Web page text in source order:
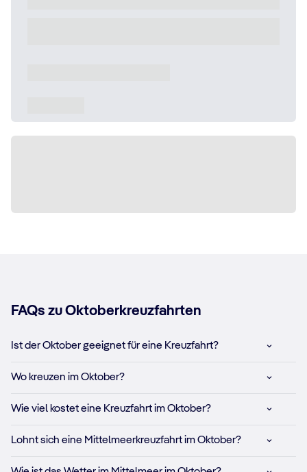
FAQs zu Oktoberkreuzfahrten
Ist der Oktober geeignet für eine Kreuzfahrt?
Wo kreuzen im Oktober?
Wie viel kostet eine Kreuzfahrt im Oktober?
Lohnt sich eine Mittelmeerkreuzfahrt im Oktober?